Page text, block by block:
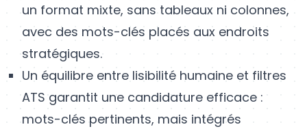
un format mixte, sans tableaux ni colonnes,
avec des mots-clés placés aux endroits
stratégiques.
Un équilibre entre lisibilité humaine et filtres
ATS garantit une candidature efficace :
mots-clés pertinents, mais intégrés